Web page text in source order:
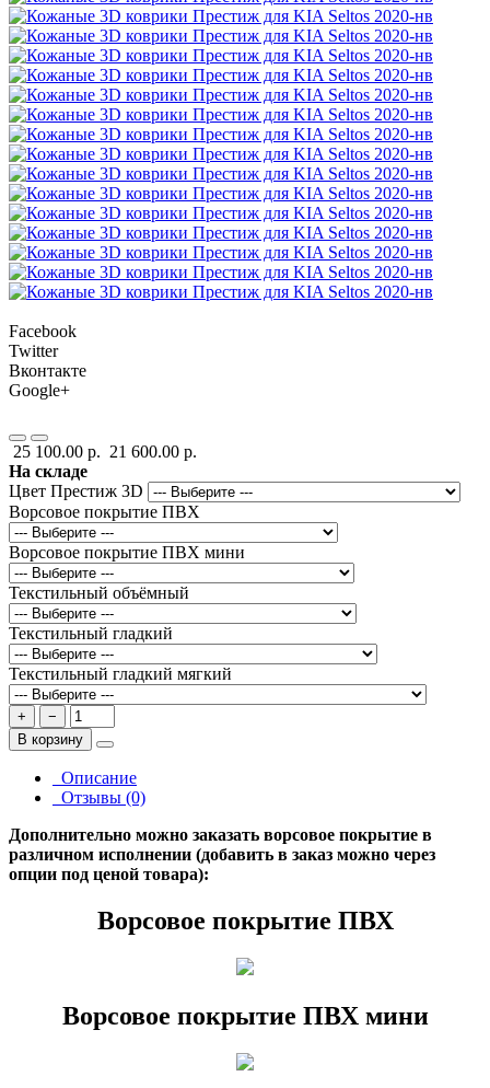
Facebook
Twitter
Вконтакте
Google+
25 100.00 р. 21 600.00 р.
На складе
Цвет Престиж 3D
Ворсовое покрытие ПВХ
Ворсовое покрытие ПВХ мини
Текстильный объёмный
Текстильный гладкий
Текстильный гладкий мягкий
+
−
В корзину
Описание
Отзывы (0)
Дополнительно можно заказать ворсовое покрытие в
различном исполнении (добавить в заказ можно через
опции под ценой товара):
Ворсовое покрытие ПВХ
Ворсовое покрытие ПВХ мини